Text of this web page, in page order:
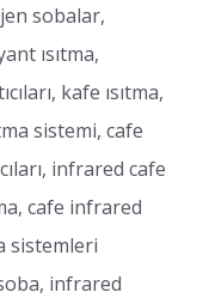
sobalar,
ısıtma,
kafe ısıtma,
sistemi, cafe
infrared cafe
cafe infrared
sistemleri
infrared